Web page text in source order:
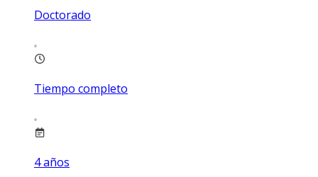
Doctorado
Tiempo completo
4años